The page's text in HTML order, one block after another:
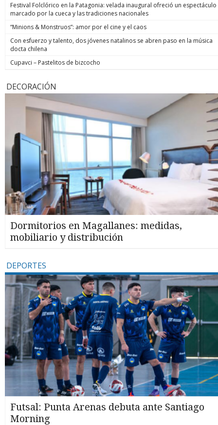
Festival Folclórico en la Patagonia: velada inaugural ofreció un espectáculo
marcado por la cueca y las tradiciones nacionales
“Minions & Monstruos”: amor por el cine y el caos
Con esfuerzo y talento, dos jóvenes natalinos se abren paso en la música
docta chilena
Cupavci – Pastelitos de bizcocho
DECORACIÓN
Dormitorios en Magallanes: medidas,
mobiliario y distribución
DEPORTES
Futsal: Punta Arenas debuta ante Santiago
Morning